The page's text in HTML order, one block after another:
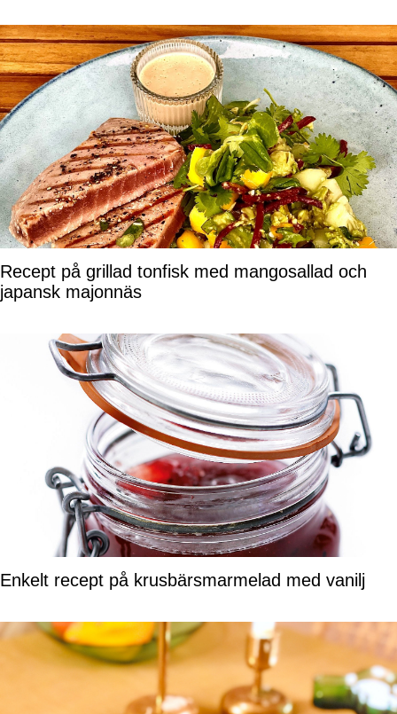
Recept på grillad tonfisk med mangosallad och
japansk majonnäs
Enkelt recept på krusbärsmarmelad med vanilj